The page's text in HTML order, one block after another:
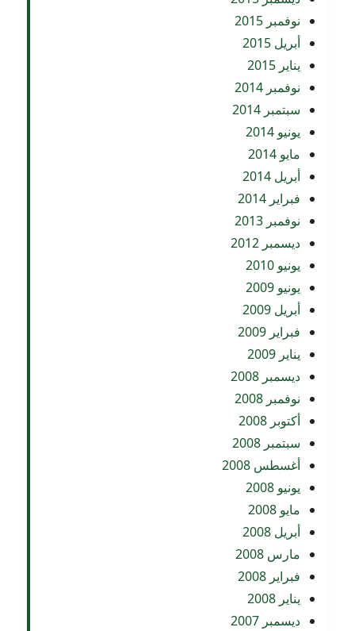
نوفمبر 2015
أبريل 2015
يناير 2015
نوفمبر 2014
سبتمبر 2014
يونيو 2014
مايو 2014
أبريل 2014
فبراير 2014
نوفمبر 2013
ديسمبر 2012
يونيو 2010
يونيو 2009
أبريل 2009
فبراير 2009
يناير 2009
ديسمبر 2008
نوفمبر 2008
أكتوبر 2008
سبتمبر 2008
أغسطس 2008
يونيو 2008
مايو 2008
أبريل 2008
مارس 2008
فبراير 2008
يناير 2008
ديسمبر 2007